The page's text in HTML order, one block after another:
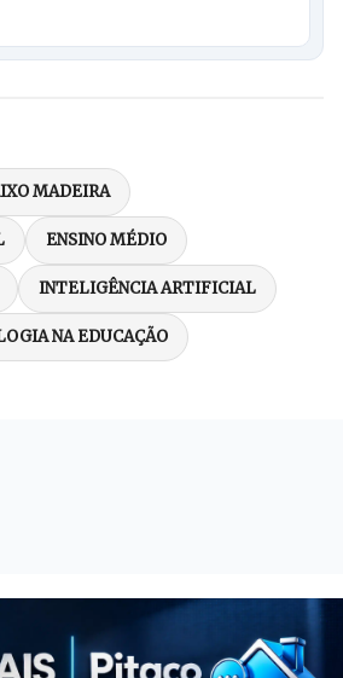
MADEIRA
ENSINO MÉDIO
INTELIGÊNCIA ARTIFICIAL
NA EDUCAÇÃO